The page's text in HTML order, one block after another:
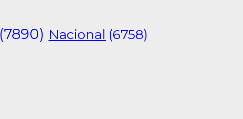
(7890) Nacional (6758)